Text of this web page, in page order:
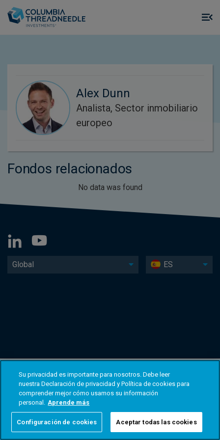
Alex Dunn
Analista, Sector inmobiliario
europeo
Fondos relacionados
No data was found
Global ES
Su privacidad es importante para nosotros. Debe leer
nuestra Declaración de privacidad y Política de cookies para
comprender mejor cómo usamos su información
personal. Aprende más
Configuración de cookies Aceptar todas las cookies